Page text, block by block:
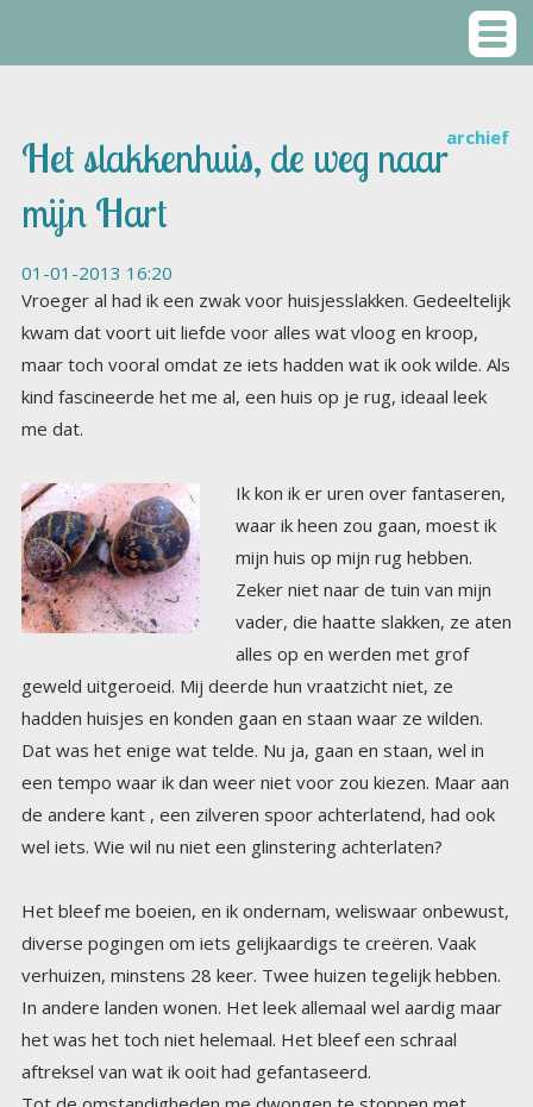
archief
Het slakkenhuis, de weg naar
mijn Hart
01-01-2013 16:20
Vroeger al had ik een zwak voor huisjesslakken. Gedeeltelijk
kwam dat voort uit liefde voor alles wat vloog en kroop,
maar toch vooral omdat ze iets hadden wat ik ook wilde. Als
kind fascineerde het me al, een huis op je rug, ideaal leek
me dat.
Ik kon ik er uren over fantaseren,
waar ik heen zou gaan, moest ik
mijn huis op mijn rug hebben.
Zeker niet naar de tuin van mijn
vader, die haatte slakken, ze aten
alles op en werden met grof
geweld uitgeroeid. Mij deerde hun vraatzicht niet, ze
hadden huisjes en konden gaan en staan waar ze wilden.
Dat was het enige wat telde. Nu ja, gaan en staan, wel in
een tempo waar ik dan weer niet voor zou kiezen. Maar aan
de andere kant , een zilveren spoor achterlatend, had ook
wel iets. Wie wil nu niet een glinstering achterlaten?
Het bleef me boeien, en ik ondernam, weliswaar onbewust,
diverse pogingen om iets gelijkaardigs te creëren. Vaak
verhuizen, minstens 28 keer. Twee huizen tegelijk hebben.
In andere landen wonen. Het leek allemaal wel aardig maar
het was het toch niet helemaal. Het bleef een schraal
aftreksel van wat ik ooit had gefantaseerd.